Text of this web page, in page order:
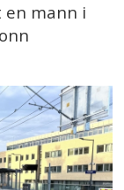
mann i